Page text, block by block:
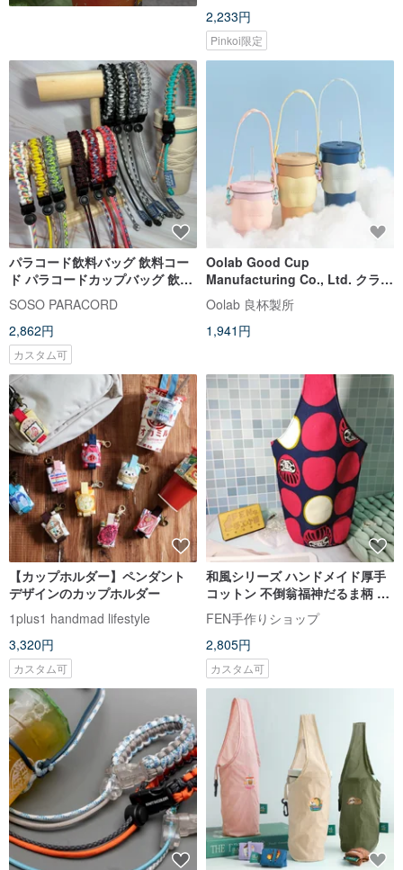
2,233円
Pinkoi限定
パラコード飲料バッグ 飲料コー
ド パラコードカップバッグ 飲料
バッグ
SOSO PARACORD
2,862円
カスタム可
Oolab Good Cup
Manufacturing Co., Ltd. クラウ
ドグミシリコーンカップキャリ
ングバッグ
Oolab 良杯製所
1,941円
【カップホルダー】ペンダント
デザインのカップホルダー
1plus1 handmad lifestyle
3,320円
カスタム可
和風シリーズ ハンドメイド厚手
コットン 不倒翁福神だるま柄 ア
イスペールカップホルダー - 水筒
ホルダー - ドリンクホルダー - 保
温カップホルダー
FEN手作りショップ
2,805円
カスタム可